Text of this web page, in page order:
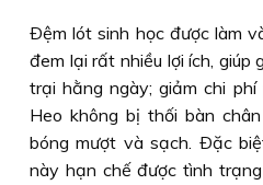
Ðệm lót sinh học được làm
đem lại rất nhiều lợi ích, giúp
trại hằng ngày; giảm chi
Heo không bị thối bàn
bóng mượt và sạch. Ðặc
này hạn chế được tình